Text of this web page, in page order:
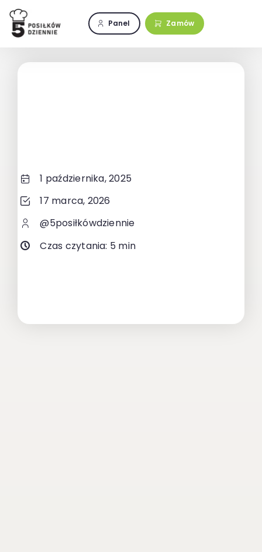
Przejdź
zawartości
Panel Zamów
1 października, 2025
17 marca, 2026
@5posiłkówdziennie
Czas czytania: 5 min